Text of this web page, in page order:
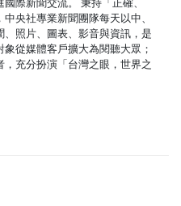
央社專業新聞團隊每天以中、
照片、圖表、影音與資訊，是
從媒體客戶擴大為閱聽大眾；
充分扮演「台灣之眼，世界之